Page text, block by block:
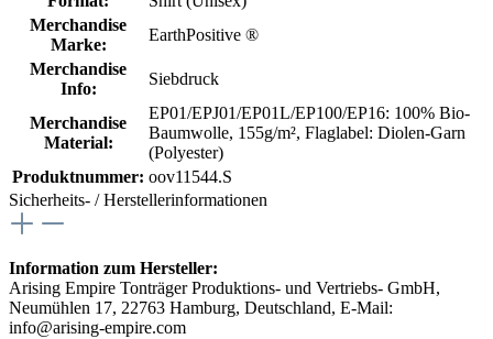
Merchandise
Marke:
EarthPositive ®
Merchandise
Info:
Siebdruck
Merchandise
Material:
EP01/EPJ01/EP01L/EP100/EP16: 100% Bio-
Baumwolle, 155g/m², Flaglabel: Diolen-Garn
(Polyester)
Produktnummer: oov11544.S
Sicherheits- / Herstellerinformationen
Information zum Hersteller:
Arising Empire Tonträger Produktions- und Vertriebs- GmbH,
Neumühlen 17, 22763 Hamburg, Deutschland, E-Mail:
info@arising-empire.com